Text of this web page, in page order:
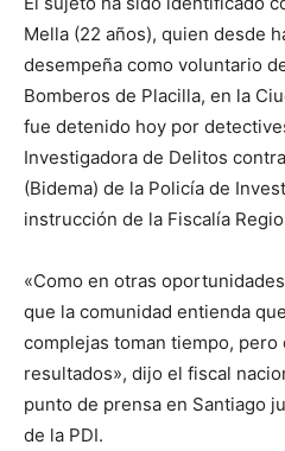
Mella (22 años), quien desde
desempeña como voluntario
Bomberos de Placilla, en la
fue detenido hoy por
Investigadora de Delitos
(Bidema) de la Policía de
instrucción de la Fiscalía
«Como en otras
que la comunidad entienda
complejas toman tiempo, pero
resultados», dijo el fiscal
punto de prensa en Santiago
de la PDI.